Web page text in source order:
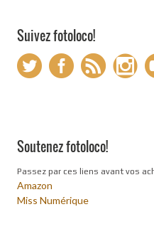
Suivez fotoloco!
Soutenez fotoloco!
Passez par ces liens avant vos
Amazon
Miss Numérique